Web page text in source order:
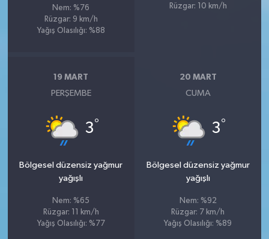
Nem: %76
Rüzgar: 9 km/h
Yağış Olasılığı: %88
Rüzgar: 10 km/h
19 MART
PERŞEMBE
3°
Bölgesel düzensiz yağmur
yağışlı
Nem: %65
Rüzgar: 11 km/h
Yağış Olasılığı: %77
20 MART
CUMA
3°
Bölgesel düzensiz yağmur
yağışlı
Nem: %92
Rüzgar: 7 km/h
Yağış Olasılığı: %89